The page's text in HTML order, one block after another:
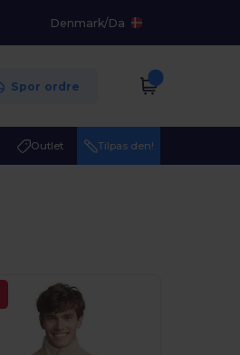
Denmark/Da
Spor ordre
Outlet Tilpas den!